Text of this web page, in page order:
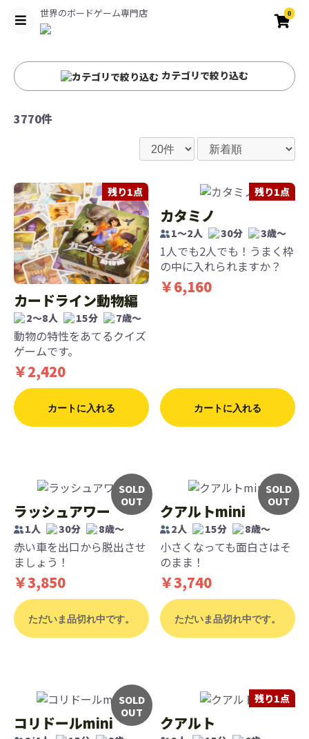
世界のボードゲーム専門店 0
カテゴリで絞り込む
3770件
残り1点
カードライン動物編
2～8人 15分 7歳〜
動物の特性をあてるクイズ
ゲームです。
￥2,420
カートに入れる
残り1点
カタミノ
1～2人 30分 3歳〜
1人でも2人でも！うまく枠
の中に入れられますか？
￥6,160
カートに入れる
SOLD
OUT
ラッシュアワー
1人 30分 8歳〜
赤い車を出口から脱出させ
ましょう！
￥3,850
ただいま品切れ中です。
SOLD
OUT
クアルトmini
2人 15分 8歳〜
小さくなっても面白さはそ
のまま！
￥3,740
ただいま品切れ中です。
SOLD
OUT
コリドールmini
残り1点
クアルト